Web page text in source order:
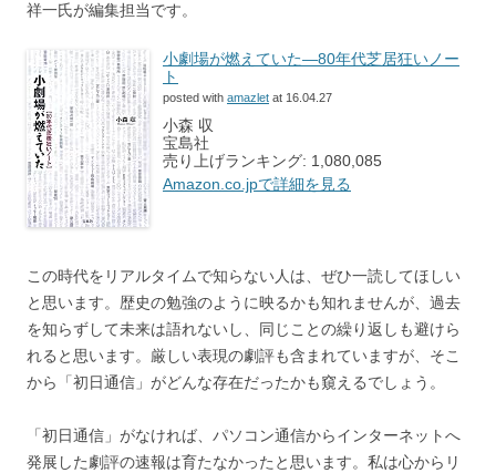
祥一氏が編集担当です。
小劇場が燃えていた―80年代芝居狂いノー
ト
posted with amazlet at 16.04.27
小森 収
宝島社
売り上げランキング: 1,080,085
Amazon.co.jpで詳細を見る
この時代をリアルタイムで知らない人は、ぜひ一読してほしい
と思います。歴史の勉強のように映るかも知れませんが、過去
を知らずして未来は語れないし、同じことの繰り返しも避けら
れると思います。厳しい表現の劇評も含まれていますが、そこ
から「初日通信」がどんな存在だったかも窺えるでしょう。
「初日通信」がなければ、パソコン通信からインターネットへ
発展した劇評の速報は育たなかったと思います。私は心からリ